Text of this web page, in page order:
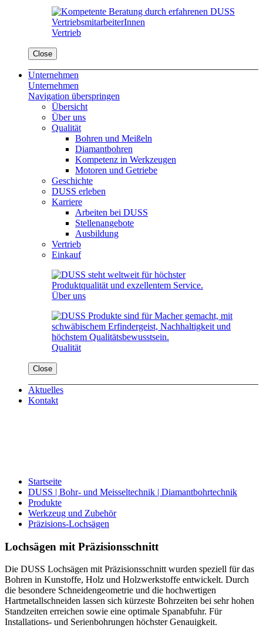
Vertrieb
Close
Unternehmen
Unternehmen
Navigation überspringen
Übersicht
Über uns
Qualität
Bohren und Meißeln
Diamantbohren
Kompetenz in Werkzeugen
Motoren und Getriebe
Geschichte
DUSS erleben
Karriere
Arbeiten bei DUSS
Stellenangebote
Ausbildung
Vertrieb
Einkauf
Über uns
Qualität
Close
Aktuelles
Kontakt
Startseite
DUSS | Bohr- und Meisseltechnik | Diamantbohrtechnik
Produkte
Werkzeug und Zubehör
Präzisions-Lochsägen
Lochsägen mit Präzisionsschnitt
Die DUSS Lochsägen mit Präzisionsschnitt wurden speziell für das
Bohren in Kunstoffe, Holz und Holzwerkstoffe entwickelt. Durch
die besondere Schneidengeometrie und die hochwertigen
Hartmetallschneiden lassen sich kürzeste Bohrzeiten bei sehr hohen
Standzeiten erreichen sowie eine optimale Spanabfuhr. Für
Installations- und Serienbohrungen höchster Genauigkeit.